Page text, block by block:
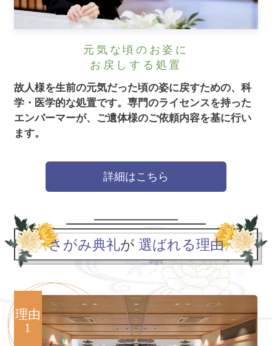
元気な頃のお姿に
お戻しする処置
故人様を生前の元気だった頃の姿に戻すための、科
学・医学的な処置です。 専門のライセンスを持った
エンバーマーが、ご遺体様のご依頼内容を基に行い
ます。
詳細はこちら
さがみ典礼が 選ばれる理由
理由
1